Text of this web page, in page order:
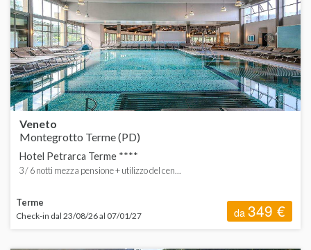
Veneto
Montegrotto Terme (PD)
Hotel Petrarca Terme ****
3 / 6 notti mezza pensione + utilizzo del cen...
Terme
Check-in dal 23/08/26 al 07/01/27 da349 €